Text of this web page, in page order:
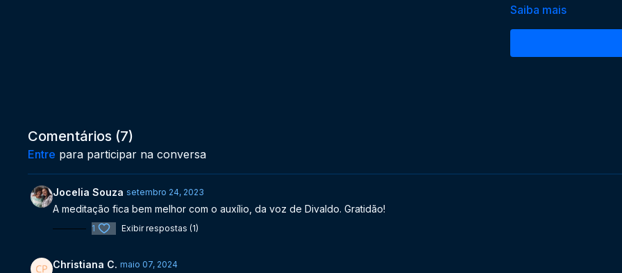
essenciais da vida,
Saiba mais
Comentários (7)
Entre para participar na conversa
Jocelia Souza setembro 24, 2023
A meditação fica bem melhor com o auxílio, da voz de Divaldo. Gratidão!
1 Exibir respostas (1)
Christiana C. maio 07, 2024